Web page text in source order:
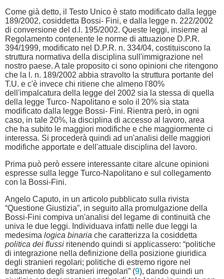
Come già detto, il Testo Unico è stato modificato dalla legge
189/2002, cosiddetta Bossi- Fini, e dalla legge n. 222/2002
di conversione del d.l. 195/2002. Queste leggi, insieme al
Regolamento contenente le norme di attuazione D.P.R.
394/1999, modificato nel D.P.R. n. 334/04, costituiscono la
struttura normativa della disciplina sull'immigrazione nel
nostro paese. A tale proposito ci sono opinioni che ritengono
che la l. n. 189/2002 abbia stravolto la struttura portante del
T.U. e c'è invece chi ritiene che almeno l'80%
dell'impalcatura della legge del 2002 sia la stessa di quella
della legge Turco- Napolitano e solo il 20% sia stata
modificato dalla legge Bossi- Fini. Rientra però, in ogni
caso, in tale 20%, la disciplina di accesso al lavoro, area
che ha subito le maggiori modifiche e che maggiormente ci
interessa. Si procederà quindi ad un'analisi delle maggiori
modifiche apportate e dell'attuale disciplina del lavoro.
Prima può però essere interessante citare alcune opinioni
espresse sulla legge Turco-Napolitano e sul collegamento
con la Bossi-Fini.
Angelo Caputo, in un articolo pubblicato sulla rivista
“Questione Giustizia”, in seguito alla promulgazione della
Bossi-Fini compiva un'analisi del legame di continuità che
univa le due leggi. Individuava infatti nelle due leggi la
medesima logica binaria che caratterizza la cosiddetta
politica dei flussi ritenendo quindi si applicassero: “politiche
di integrazione nella definizione della posizione giuridica
degli stranieri regolari; politiche di estremo rigore nel
trattamento degli stranieri irregolari” (9), dando quindi un